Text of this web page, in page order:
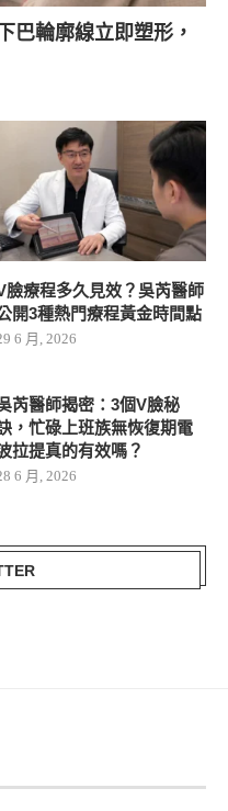
巴輪廓線立即塑形，
臉療程多久見效？吳芮醫師
開3種熱門療程黃金時間點
6 月, 2026
芮醫師揭密：3個V臉秘
，忙碌上班族無恢復期電
拉提真的有效嗎？
6 月, 2026